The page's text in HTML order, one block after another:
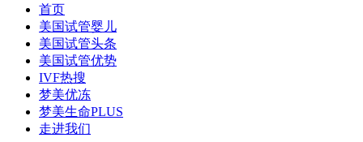
首页
美国试管婴儿
美国试管头条
美国试管优势
IVF热搜
梦美优冻
梦美生命PLUS
走进我们